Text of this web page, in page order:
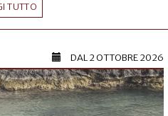
TUTTO
DAL2 OTTOBRE 2026